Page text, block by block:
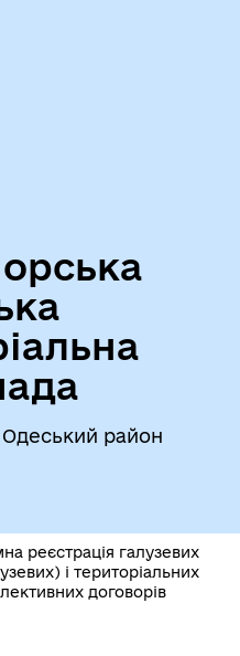
район
реєстрація галузевих
і територіальних
договорів